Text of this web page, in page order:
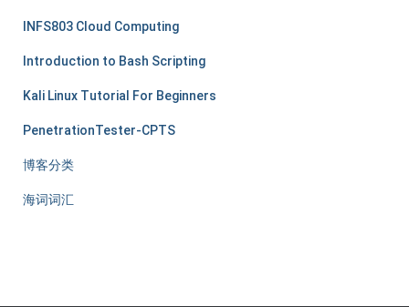
INFS803 Cloud Computing
Introduction to Bash Scripting
Kali Linux Tutorial For Beginners
PenetrationTester-CPTS
博客分类
海词词汇